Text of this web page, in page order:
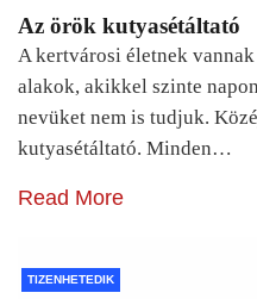
Az örök kutyasétáltató
A kertvárosi életnek
alakok, akikkel szinte
nevüket nem is tudjuk.
kutyasétáltató. Minden…
Read More
TIZENHETEDIK